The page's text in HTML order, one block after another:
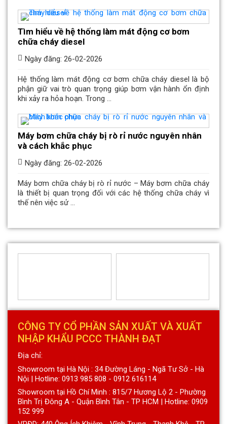
Tìm hiểu về hệ thống làm mát động cơ bơm
chữa cháy diesel
Ngày đăng: 26-02-2026
Hệ thống làm mát động cơ bơm chữa cháy diesel là bộ
phận giữ vai trò quan trọng giúp bơm vận hành ổn định
khi xảy ra hỏa hoạn. Trong ...
Máy bơm chữa cháy bị rò rỉ nước nguyên nhân
và cách khắc phục
Ngày đăng: 26-02-2026
Máy bơm chữa cháy bị rò rỉ nước – Máy bơm chữa cháy
là thiết bị quan trọng đối với các hệ thống chữa cháy vì
thế nên việc sử ...
CÔNG TY CỔ PHẦN SẢN XUẤT VÀ XUẤT
NHẬP KHẨU PCCC THÀNH ĐẠT
Địa chỉ:
Showroom tại Hà Nội : 34 Đường Láng - Ngã Tư Sở - Hà
Nội | Hotline: 0913 985 808 - 0912 616114
Showroom tại Hồ Chí Minh : 815/7 Hương Lộ 2 - Phường
Bình Trị Đông A - Quận Bình Tân - TP HCM | Hotline: 0909
152 999